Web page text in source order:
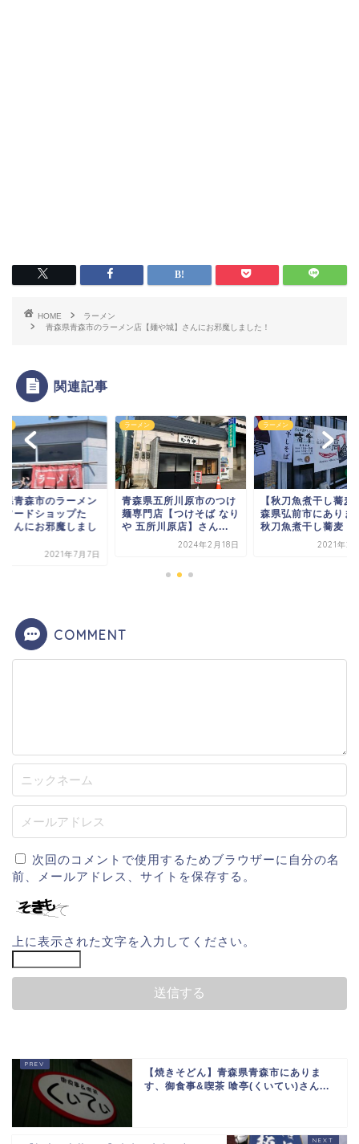
HOME
ラーメン
青森県青森市のラーメン店【麺や城】さんにお邪魔しました！
関連記事
県青森市のラーメン
フードショップた
さんにお邪魔しまし
2021年7月7日
ラーメン
青森県五所川原市のつけ
麺専門店【つけそば なり
や 五所川原店】さん...
2024年2月18日
ラーメン
【秋刀魚煮干し蕎麦
森県弘前市にありま
秋刀魚煮干し蕎麦
2021年2
COMMENT
次回のコメントで使用するためブラウザーに自分の名
前、メールアドレス、サイトを保存する。
上に表示された文字を入力してください。
【焼きそどん】青森県青森市にありま
す、御食事&喫茶 喰亭(くいてい)さん...